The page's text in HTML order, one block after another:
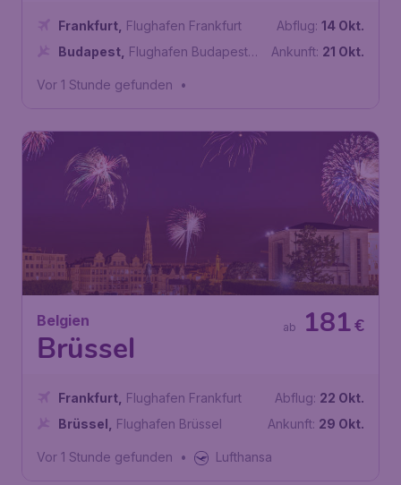
Frankfurt Flughafen Frankfurt
Budapest Flughafen Budapest
Abflug: 14 Okt.
Ankunft: 21 Okt.
Vor 1 Stunde gefunden •
Belgien
Brüssel
€
181
ab
Frankfurt Flughafen Frankfurt
Brüssel
Flughafen Brüssel
Abflug: 22 Okt.
Ankunft: 29 Okt.
Vor 1 Stunde gefunden • Lufthansa